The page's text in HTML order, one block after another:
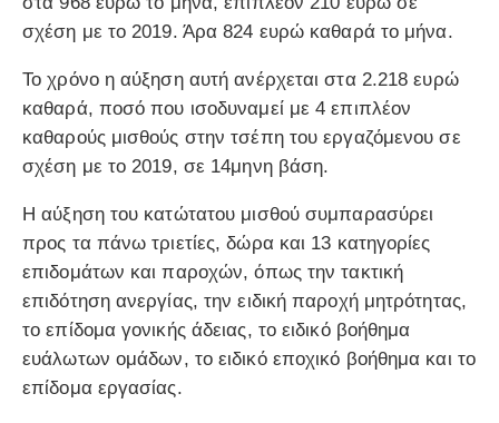
σχέση με το 2019. Άρα 824 ευρώ καθαρά το μήνα.
Το χρόνο η αύξηση αυτή ανέρχεται στα 2.218 ευρώ
καθαρά, ποσό που ισοδυναμεί με 4 επιπλέον
καθαρούς μισθούς στην τσέπη του εργαζόμενου σε
σχέση με το 2019, σε 14μηνη βάση.
Η αύξηση του κατώτατου μισθού συμπαρασύρει
προς τα πάνω τριετίες, δώρα και 13 κατηγορίες
επιδομάτων και παροχών, όπως την τακτική
επιδότηση ανεργίας, την ειδική παροχή μητρότητας,
το επίδομα γονικής άδειας, το ειδικό βοήθημα
ευάλωτων ομάδων, το ειδικό εποχικό βοήθημα και το
επίδομα εργασίας.